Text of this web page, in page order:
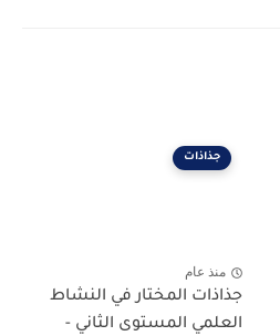
جذاذات
منذ عام
جذاذات المختار في النشاط
العلمي المستوى الثاني -